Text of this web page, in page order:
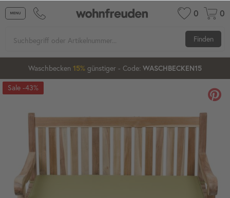
0 0
Finden
Waschbecken 15% günstiger - Code: WASCHBECKEN15
20%
-43%